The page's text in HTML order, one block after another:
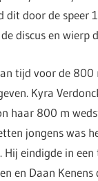
dit door de speer
discus en wierp
tijd voor de 800
Kyra
haar 800 m
jongens was
Hij eindigde in
en Daan